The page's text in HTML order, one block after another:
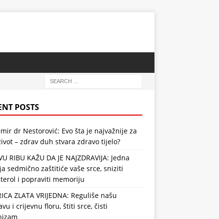
POSTS
dr Nestorović: Evo šta je najvažnije za
– zdrav duh stvara zdravo tijelo?
RIBU KAŽU DA JE NAJZDRAVIJA: Jedna
sedmično zaštitiće vaše srce, sniziti
i popraviti memoriju
ZLATA VRIJEDNA: Reguliše našu
i crijevnu floru, štiti srce, čisti